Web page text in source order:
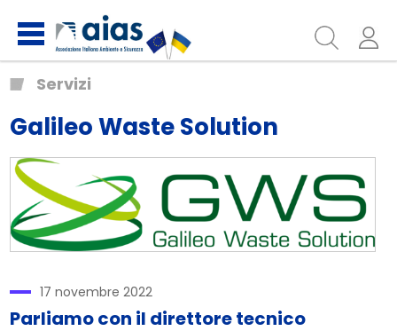
Servizi
Galileo Waste Solution
17 novembre 2022
Parliamo con il direttore tecnico